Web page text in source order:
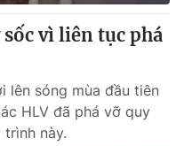
sốc vì liên tục phá
lên sóng mùa đầu tiên
HLV đã phá vỡ quy
này.